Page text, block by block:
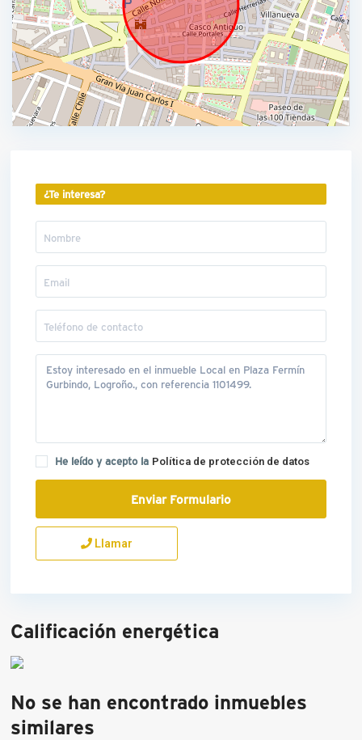
¿Te interesa?
He leído y acepto la Política de protección de datos
Llamar
Calificación energética
No se han encontrado inmuebles
similares